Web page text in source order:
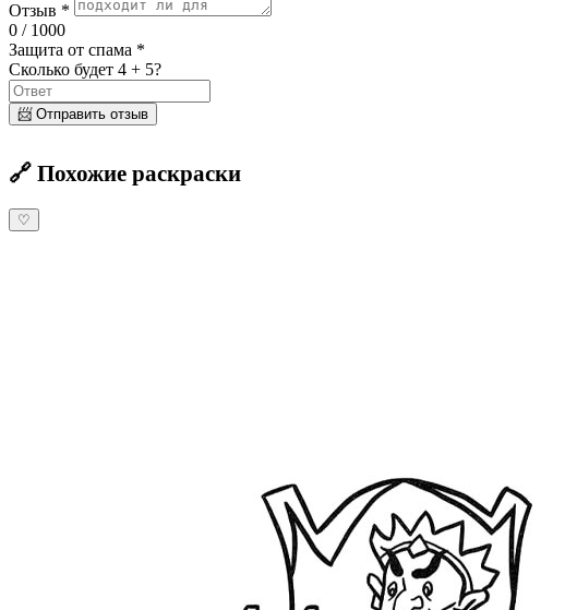
Отзыв *
0 / 1000
Защита от спама *
Сколько будет 4 + 5?
📨 Отправить отзыв
🔗 Похожие раскраски
♡